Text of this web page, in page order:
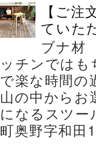
【ご
ていた
ブナ材
ッチンでは
で楽な時間の
山の中から
になるスツー
町奥野字和